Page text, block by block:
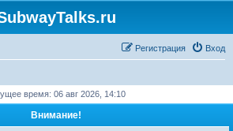
Вход
Регистрация
время: 06 авг 2026, 14:10
Внимание!